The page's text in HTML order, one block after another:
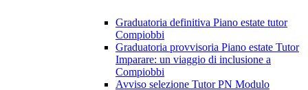
Graduatoria definitiva Piano estate tutor
Compiobbi
Graduatoria provvisoria Piano estate Tutor
Imparare: un viaggio di inclusione a
Compiobbi
Avviso selezione Tutor PN Modulo